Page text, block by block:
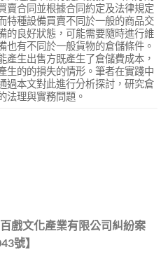
賣合同並根據合同約定及法律規定
特種設備買賣不同於一般的商品交
的良好狀態，可能需要隨時進行維
也有不同於一般貨物的倉儲條件。
產生出售方既產生了倉儲費成本，
生的的損失的情形。筆者在實踐中
過本文對此進行分析探討，研究倉
法理與實務問題。
戲文化產業有限公司糾紛案
號】